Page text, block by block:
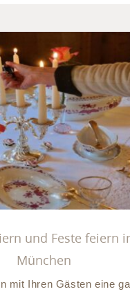
und
in München
und Feste feiern
München
mit Ihren Gästen eine